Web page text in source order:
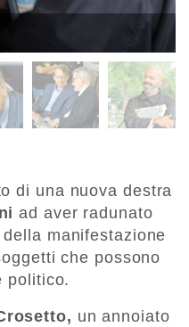
di una nuova destra
ad aver radunato
manifestazione
che possono
politico.
un annoiato